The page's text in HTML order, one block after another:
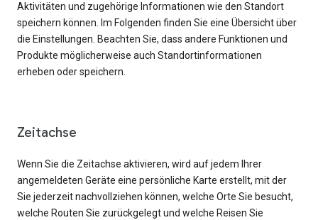
Aktivitäten und zugehörige Informationen wie den Standort
speichern können. Im Folgenden finden Sie eine Übersicht über
die Einstellungen. Beachten Sie, dass andere Funktionen und
Produkte möglicherweise auch Standortinformationen
erheben oder speichern.
Zeitachse
Wenn Sie die Zeitachse aktivieren, wird auf jedem Ihrer
angemeldeten Geräte eine persönliche Karte erstellt, mit der
Sie jederzeit nachvollziehen können, welche Orte Sie besucht,
welche Routen Sie zurückgelegt und welche Reisen Sie